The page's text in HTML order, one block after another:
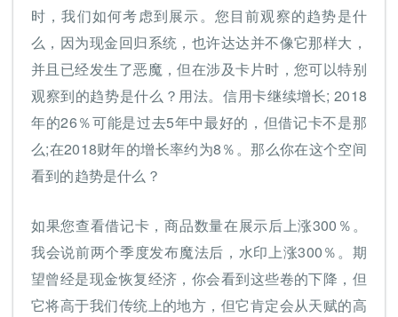
时，我们如何考虑到展示。您目前观察的趋势是什
么，因为现金回归系统，也许达达并不像它那样大，
并且已经发生了恶魔，但在涉及卡片时，您可以特别
观察到的趋势是什么？用法。信用卡继续增长; 2018
年的26％可能是过去5年中最好的，但借记卡不是那
么;在2018财年的增长率约为8％。那么你在这个空间
看到的趋势是什么？
如果您查看借记卡，商品数量在展示后上涨300％。
我会说前两个季度发布魔法后，水印上涨300％。期
望曾经是现金恢复经济，你会看到这些卷的下降，但
它将高于我们传统上的地方，但它肯定会从天赋的高